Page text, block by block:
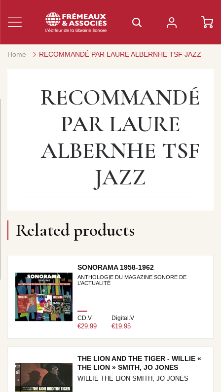
Home RECOMMANDÉ PAR LAURE ALBERNHE TSF JAZZ
RECOMMANDÉ
PAR LAURE
ALBERNHE TSF
JAZZ
Related products
SONORAMA 1958-1962
ANTHOLOGIE DU MAGAZINE SONORE DE
L’ACTUALITÉ
CD.V
€29.99
Digital.V
€19.95
THE LION AND THE TIGER - WILLIE «
THE LION » SMITH, JO JONES
WILLIE THE LION SMITH, JO JONES